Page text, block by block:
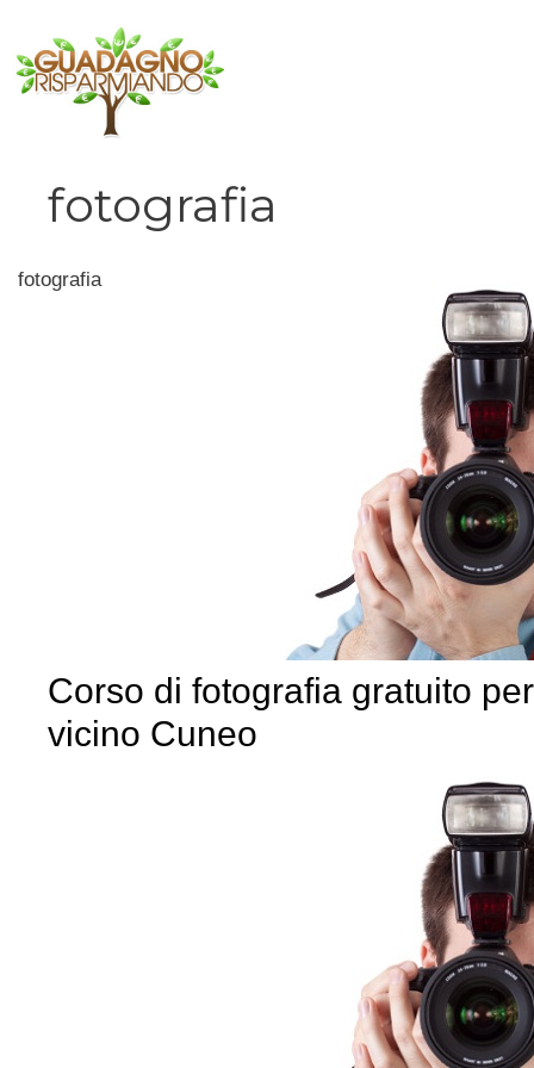
contenuto
fotografia
fotografia
Corso di fotografia gratuito
vicino Cuneo